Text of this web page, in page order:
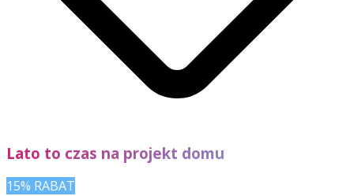
Lato to czas na projekt domu
15% RABAT